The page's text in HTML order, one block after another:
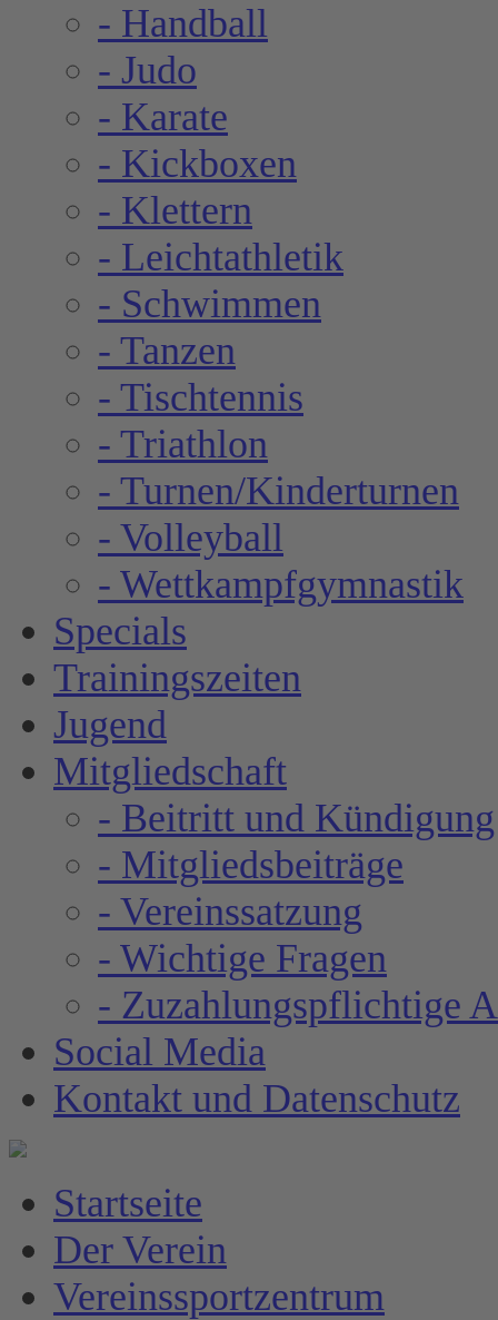
- Handball
- Judo
- Karate
- Kickboxen
- Klettern
- Leichtathletik
- Schwimmen
- Tanzen
- Tischtennis
- Triathlon
- Turnen/Kinderturnen
- Volleyball
- Wettkampfgymnastik
Specials
Trainingszeiten
Jugend
Mitgliedschaft
- Beitritt und Kündigung
- Mitgliedsbeiträge
- Vereinssatzung
- Wichtige Fragen
- Zuzahlungspflichtige
Social Media
Kontakt und Datenschutz
Startseite
Der Verein
Vereinssportzentrum